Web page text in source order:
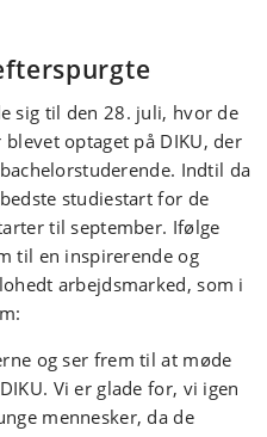
sig til den 28. juli, hvor de
optaget på DIKU, der
Indtil da
studiestart for de
til september. Ifølge
til en inspirerende og
arbejdsmarked, som i
og ser frem til at møde
Vi er glade for, vi igen
mennesker, da de